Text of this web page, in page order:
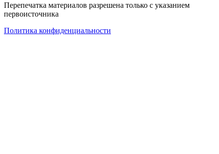
Перепечатка материалов разрешена только с указанием
первоисточника
Политика конфиденциальности